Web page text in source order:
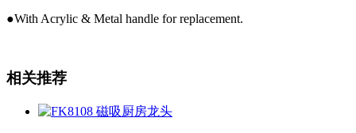
●With Acrylic & Metal handle for replacement.
相关推荐